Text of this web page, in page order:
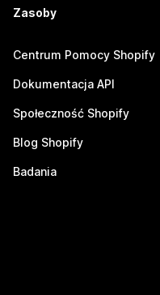
Zasoby
Centrum Pomocy Shopify
Dokumentacja API
Społeczność Shopify
Blog Shopify
Badania